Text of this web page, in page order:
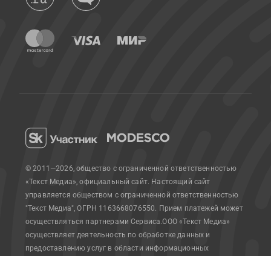
© 2011—2026, общество с ограниченной ответственностью
«Текст Медиа», официальный сайт. Настоящий сайт
управляется обществом с ограниченной ответственностью
"Текст Медиа", ОГРН 1163668076550. Прием платежей может
осуществляться партнерами Сервиса.ООО «Текст Медиа»
осуществляет деятельность по обработке данных и
предоставлению услуг в области информационных